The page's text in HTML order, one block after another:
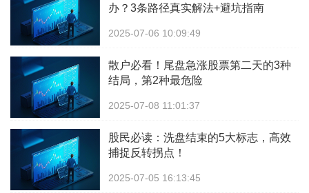
办？3条路径真实解法+避坑指南
2025-07-06 10:09:49
散户必看！尾盘急涨股票第二天的3种
结局，第2种最危险
2025-07-08 11:01:37
股民必读：洗盘结束的5大标志，高效
捕捉反转拐点！
2025-07-05 16:13:45